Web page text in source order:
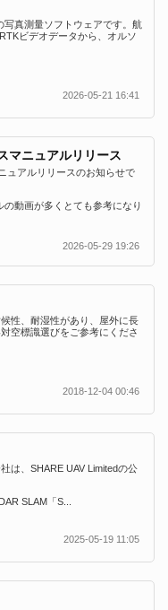
真測量ソフトウェアです。航
ビデオデータから、オルソ
2026-05-21 16:41
マニュアルリリース
ュアルリリースのお知らせで
動画が多くとても参考になり
2026-05-29 19:26
性、耐湿性があり、屋外に長
空標識選びをご参考にくださ
2018-12-04 00:46
は、SHARE UAV Limitedの公
SLAM「S...
2025-05-19 11:05